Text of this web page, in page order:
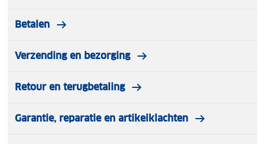
Betalen
Verzending en bezorging
Retour en terugbetaling
Garantie, reparatie en artikelklachten